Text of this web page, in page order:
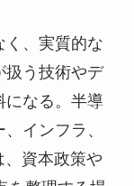
く、実質的な
扱う技術やデ
になる。半導
インフラ、
資本政策や